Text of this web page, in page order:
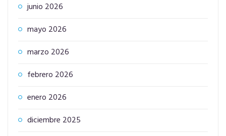
junio 2026
mayo 2026
marzo 2026
febrero 2026
enero 2026
diciembre 2025